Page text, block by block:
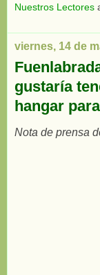
Nuestros Lectores
viernes, 14 de
gustaría
hangar
Nota de prensa